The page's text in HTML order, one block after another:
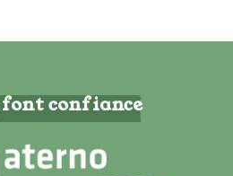
confiance